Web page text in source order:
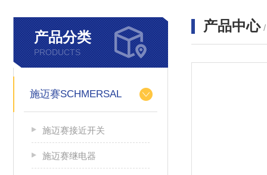
产品分类
PRODUCTS
施迈赛SCHMERSAL
施迈赛接近开关
施迈赛继电器
产品中心